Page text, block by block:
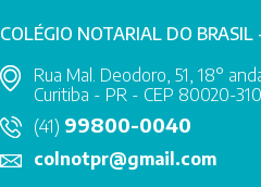
COLÉGIO NOTARIAL DO BRASIL
Rua Mal. Deodoro, 51, 18°
Curitiba - PR - CEP 80020-310
(41) 99800-0040
colnotpr@gmail.com